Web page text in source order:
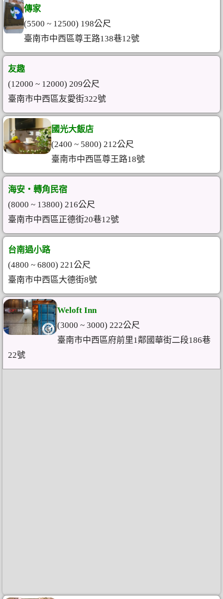
傳家
(5500 ~ 12500) 198公尺
臺南市中西區尊王路138巷12號
友趣
(12000 ~ 12000) 209公尺
臺南市中西區友愛街322號
國光大飯店
(2400 ~ 5800) 212公尺
臺南市中西區尊王路18號
海安‧轉角民宿
(8000 ~ 13800) 216公尺
臺南市中西區正德街20巷12號
台南過小路
(4800 ~ 6800) 221公尺
臺南市中西區大德街8號
Weloft Inn
(3000 ~ 3000) 222公尺
臺南市中西區府前里1鄰國華街二段186巷
22號